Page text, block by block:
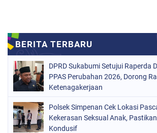
DPRD Sukabumi Setujui Raperda
PPAS Perubahan 2026, Dorong
Ketenagakerjaan
Polsek Simpenan Cek Lokasi
Kekerasan Seksual Anak,
Kondusif